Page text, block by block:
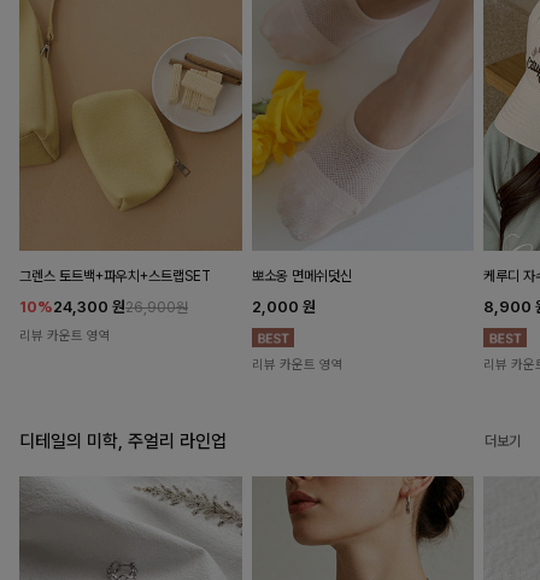
그렌스 토트백+파우치+스트랩SET
10%24,300 원26,900원
리뷰 카운트 영역
뽀소옹 면메쉬덧신
2,000 원
리뷰 카운트 영역
케루디 자
8,900
리뷰 카운
디테일의 미학, 주얼리 라인업 더보기